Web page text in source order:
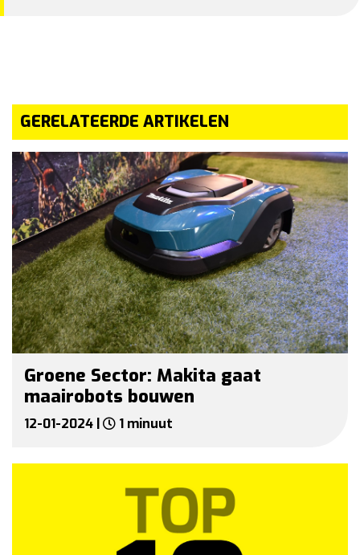
GERELATEERDE ARTIKELEN
Groene Sector: Makita gaat
maairobots bouwen
12-01-2024 | 1 minuut